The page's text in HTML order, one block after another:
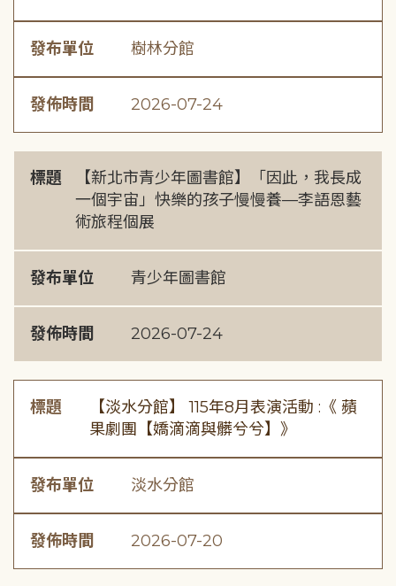
發布單位 樹林分館
發佈時間 2026-07-24
標題
【新北市青少年圖書館】「因此，我長成
一個宇宙」快樂的孩子慢慢養—李語恩藝
術旅程個展
發布單位 青少年圖書館
發佈時間 2026-07-24
標題
【淡水分館】 115年8月表演活動 :《 蘋
果劇團【嬌滴滴與髒兮兮】》
發布單位 淡水分館
發佈時間 2026-07-20